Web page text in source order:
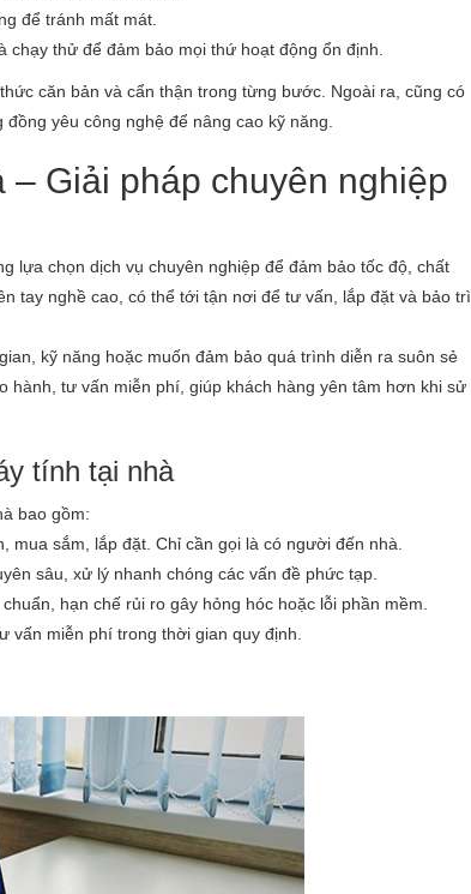
để tránh mất mát.
thử để đảm bảo mọi thứ hoạt động ổn định.
căn bản và cẩn thận trong từng bước. Ngoài ra, cũng có
yêu công nghệ để nâng cao kỹ năng.
Giải pháp chuyên nghiệp
lựa chọn dịch vụ chuyên nghiệp để đảm bảo tốc độ, chất
tay nghề cao, có thể tới tận nơi để tư vấn, lắp đặt và bảo trì,
kỹ năng hoặc muốn đảm bảo quá trình diễn ra suôn sẻ
hành, tư vấn miễn phí, giúp khách hàng yên tâm hơn khi sử
tính tại nhà
bao gồm:
mua sắm, lắp đặt. Chỉ cần gọi là có người đến nhà.
sâu, xử lý nhanh chóng các vấn đề phức tạp.
hạn chế rủi ro gây hỏng hóc hoặc lỗi phần mềm.
miễn phí trong thời gian quy định.